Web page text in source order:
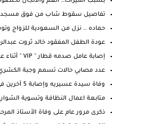
تفاصيل سقوط شاب من فوق مسجد
حماده .. نزل من السعودية للزواج
عودة الطفل المفقود خالد ثروت
إصابة عامل صدمه قطار " VIP " أثناء عبوره شريط السك...
عدد مصابي حالات تسمم وجبة
وفاة سيدة عسيريه وإصابة 5 آخرين في انقلاب سيارة ب...
متابعة اعمال النظافة وتسوية
ذكرى مرور عام على وفاة الأستاذ